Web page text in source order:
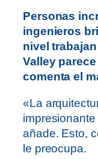
Personas
ingenieros
nivel
Valley
comenta el
«La
añade. Esto,
le preocupa.